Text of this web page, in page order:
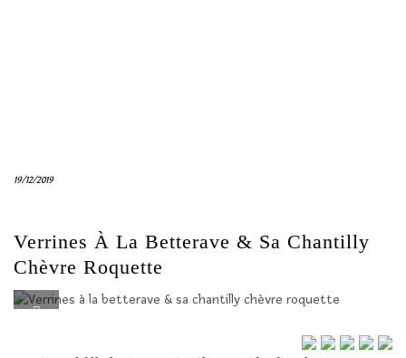
19/12/2019
Verrines À La Betterave & Sa Chantilly
Chèvre Roquette